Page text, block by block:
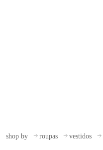
shop by roupas vestidos